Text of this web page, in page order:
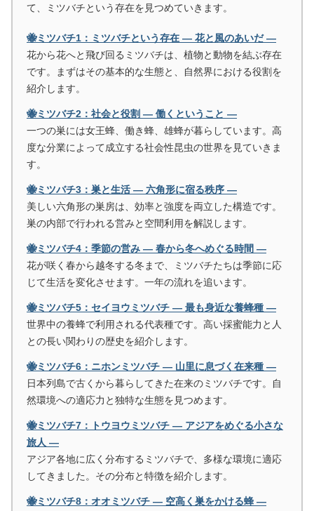
て、ミツバチという存在を見つめていきます。
🐝ミツバチ1：ミツバチという存在 ― 花と風のあいだ ―
花から花へと飛び回るミツバチは、植物と動物を結ぶ存在
です。まずはその基本的な生態と、自然界における役割を
紹介します。
🐝ミツバチ2：社会と役割 ― 働くということ ―
一つの巣には女王蜂、働き蜂、雄蜂が暮らしています。高
度な分業によって成立する社会性昆虫の世界を見ていきま
す。
🐝ミツバチ3：巣と生活 ― 六角形に宿る秩序 ―
美しい六角形の巣房は、効率と強度を両立した構造です。
巣の内部で行われる営みと空間利用を解説します。
🐝ミツバチ4：季節の営み ― 春から冬へめぐる時間 ―
花が咲く春から越冬する冬まで、ミツバチたちは季節に応
じて生活を変化させます。一年の流れを追います。
🐝ミツバチ5：セイヨウミツバチ ― 最も身近な養蜂種 ―
世界中の養蜂で利用される代表種です。高い採蜜能力と人
との長い関わりの歴史を紹介します。
🐝ミツバチ6：ニホンミツバチ ― 山里に息づく在来種 ―
日本列島で古くから暮らしてきた在来のミツバチです。自
然環境への適応力と独特な生態を見つめます。
🐝ミツバチ7：トウヨウミツバチ ― アジアをめぐる小さな
旅人 ―
アジア各地に広く分布するミツバチで、多様な環境に適応
してきました。その分布と特徴を紹介します。
🐝ミツバチ8：オオミツバチ ― 空高く巣をかける蜂 ―